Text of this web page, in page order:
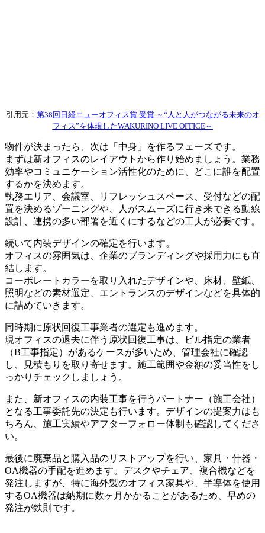
引用元： 第38回日経ニューオフィス賞 受賞 ～“人と人がつながる未来のオ
フィス”を体現したWAKURINO LIVE OFFICE～
物件が決まったら、次は「中身」を作るフェーズです。
まずは新オフィスのレイアウトから作り始めましょう。業務
効率やコミュニケーション活性化のために、どこに誰を配置
するかを決めます。
執務エリア、会議室、リフレッシュスペース、受付などの配
置を決めるゾーニングや、人がスムーズに行き来できる動線
設計、連携の多い部署を近くにするなどの工夫が必要です。
続いて内装デザインの確定を行います。
オフィスの雰囲気は、企業のブランディングや採用力にも直
結します。
コーポレートカラーを取り入れたデザインや、床材、壁紙、
照明などの素材選定、エントランスのデザインなどを具体的
に詰めていきます。
同時期に原状回復工事業者の選定も進めます。
現オフィスの退去に伴う原状回復工事は、ビル指定の業者
（B工事指定）があるケースが多いため、管理会社に確認
し、見積もりを取り寄せます。施工範囲や金額の妥当性をし
っかりチェックしましょう。
また、新オフィスの内装工事を行うパートナー（施工会社）
となる工事委託先の決定も行います。デザインの提案力はも
ちろん、施工実績やアフターフォロー体制も確認してくださ
い。
最後に廃棄品と購入品のリストアップを行い、家具・什器・
OA機器の手配を進めます。 デスクやチェア、複合機などを
発注しますが、特に海外製のオフィス家具や、半導体を使用
するOA機器は納期に数ヶ月かかることがあるため、早めの
発注が鉄則です。